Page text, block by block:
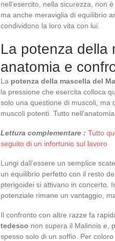
nell’esercito, nella sicurezza, non
ma anche meraviglia di equilibrio
condividono la loro vita con lui.
La potenza della
anatomia e
La potenza della mascella del
la pressione che esercita colloca
solo una questione di muscoli, ma
muscoli potenti. Tutto
Lettura complementare : Tutto
seguito di un infortunio sul lavoro
Lungi dall’essere un semplice
un equilibrio perfetto con il resto
pterigoidei si attivano in concerto.
potenziale rimane un vantaggio,
Il confronto con altre razze fa
tedesco non supera il Malinois e,
spesso solo di un soffio. Per